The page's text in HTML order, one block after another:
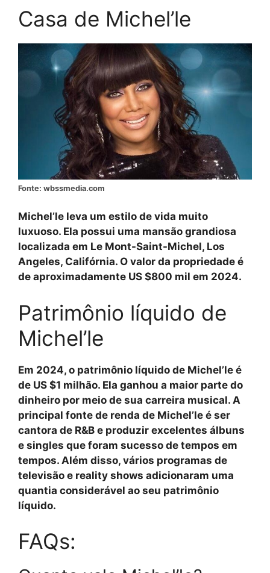
Casa de Michel’le
Fonte: wbssmedia.com
Michel’le leva um estilo de vida muito
luxuoso. Ela possui uma mansão grandiosa
localizada em Le Mont-Saint-Michel, Los
Angeles, Califórnia. O valor da propriedade é
de aproximadamente US $800 mil em 2024.
Patrimônio líquido de
Michel’le
Em 2024, o patrimônio líquido de Michel’le é
de US $1 milhão. Ela ganhou a maior parte do
dinheiro por meio de sua carreira musical. A
principal fonte de renda de Michel’le é ser
cantora de R&B e produzir excelentes álbuns
e singles que foram sucesso de tempos em
tempos. Além disso, vários programas de
televisão e reality shows adicionaram uma
quantia considerável ao seu patrimônio
líquido.
FAQs: